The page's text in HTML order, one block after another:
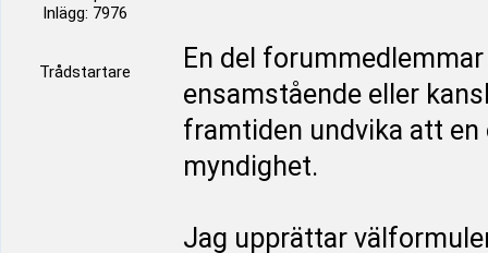
Inlägg: 7976
Trådstartare
En del
ensamstående eller
framtiden undvika att
myndighet.
Jag upprättar